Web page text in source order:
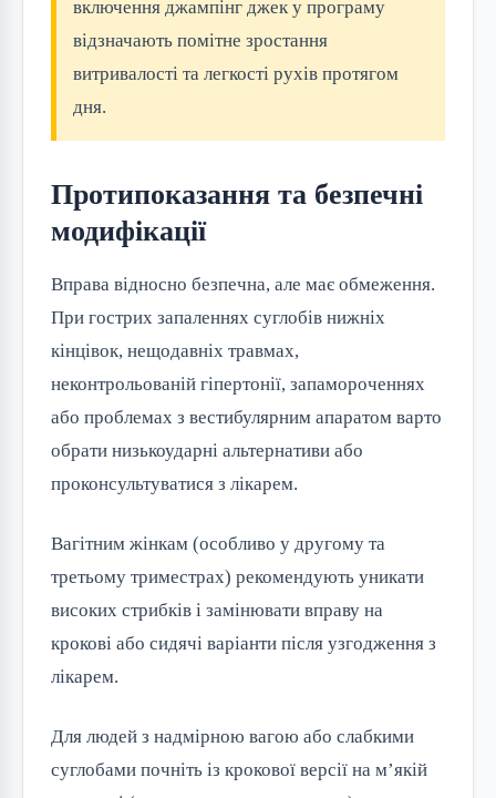
включення джампінг джек у програму
відзначають помітне зростання
витривалості та легкості рухів протягом
дня.
Протипоказання та безпечні
модифікації
Вправа відносно безпечна, але має обмеження.
При гострих запаленнях суглобів нижніх
кінцівок, нещодавніх травмах,
неконтрольованій гіпертонії, запамороченнях
або проблемах з вестибулярним апаратом варто
обрати низькоударні альтернативи або
проконсультуватися з лікарем.
Вагітним жінкам (особливо у другому та
третьому триместрах) рекомендують уникати
високих стрибків і замінювати вправу на
крокові або сидячі варіанти після узгодження з
лікарем.
Для людей з надмірною вагою або слабкими
суглобами почніть із крокової версії на м’якій